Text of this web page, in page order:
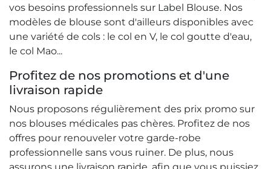
vos besoins professionnels sur Label Blouse. Nos
modèles de blouse sont d'ailleurs disponibles avec
une variété de cols : le col en V, le col goutte d'eau,
le col Mao...
Profitez de nos promotions et d'une
livraison rapide
Nous proposons régulièrement des prix promo sur
nos blouses médicales pas chères. Profitez de nos
offres pour renouveler votre garde-robe
professionnelle sans vous ruiner. De plus, nous